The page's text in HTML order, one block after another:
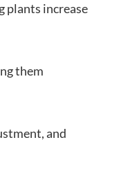
plants increase
them
and